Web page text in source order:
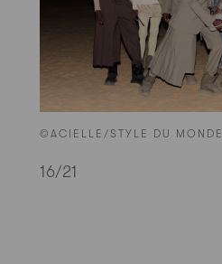
©ACIELLE/STYLE DU MONDE
16/21